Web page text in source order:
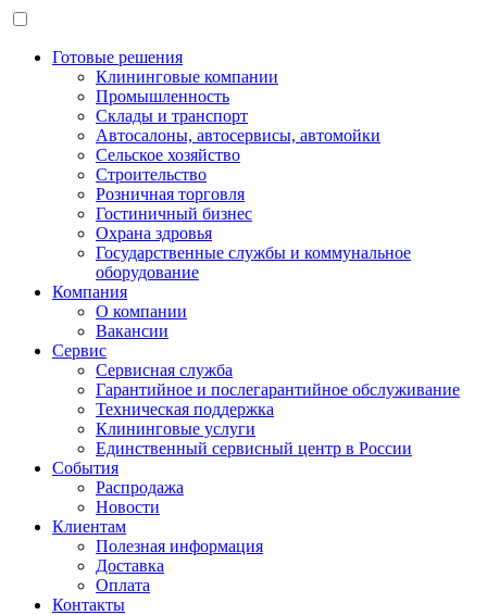
Готовые решения
Клининговые компании
Промышленность
Склады и транспорт
Автосалоны, автосервисы, автомойки
Сельское хозяйство
Строительство
Розничная торговля
Гостиничный бизнес
Охрана здровья
Государственные службы и коммунальное
оборудование
Компания
О компании
Вакансии
Сервис
Сервисная служба
Гарантийное и послегарантийное обслуживание
Техническая поддержка
Клининговые услуги
Единственный сервисный центр в России
События
Распродажа
Новости
Клиентам
Полезная информация
Доставка
Оплата
Контакты